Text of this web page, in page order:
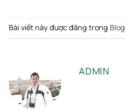
Bài viết này được đăng trong Blog
ADMIN